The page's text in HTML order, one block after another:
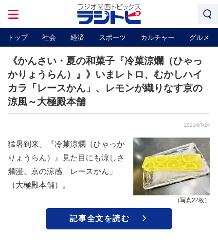
トップ 社会 経済 スポーツ カルチャー グルメ
《かんさい・夏の和菓子『冷菓涼爛（ひゃっ
かりょうらん）』》いまレトロ、むかしハイ
カラ「レースかん」、レモンが織りなす京の
涼風～大極殿本舗
2021/07/24
（写真22枚）
猛暑到来。『冷菓涼爛（ひゃっか
りょうらん）』見た目にも涼しさ
爛漫、京の涼感「レースかん」
（大極殿本舗）。
記事全文を読む